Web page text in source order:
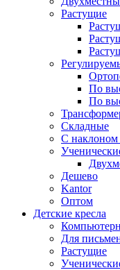
Растущие
По
По
Складные
С
Дешево
Kantor
Оптом
Детские кресла
Для
Растущие